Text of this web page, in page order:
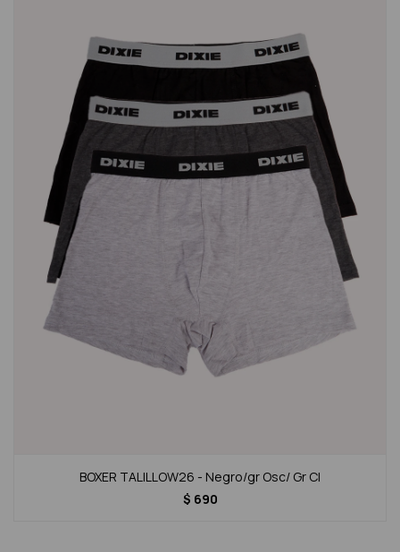
BOXER TALILLOW26 - Negro/gr Osc/ Gr Cl
$ 690